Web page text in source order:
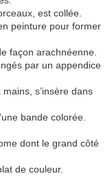
est collée.
peinture pour former
façon arachnéenne.
par un appendice
s’insère dans
bande colorée.
dont le grand côté
de couleur.